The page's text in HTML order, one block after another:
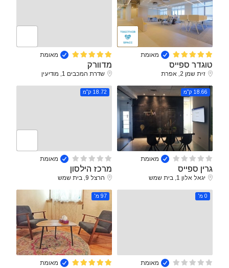
מאומת
טוגדר ספייס
זית שמן 2, אפרת
מאומת
מדוורק
שדרת המכבים 1, מודיעין
מאומת
18.66 ק"מ
גרין ספייס
יגאל אלון 1, בית שמש
מאומת
18.72 ק"מ
מרכז הילסון
הרצל 9, בית שמש
מאומת
0 מ'
מאומת
97 מ'